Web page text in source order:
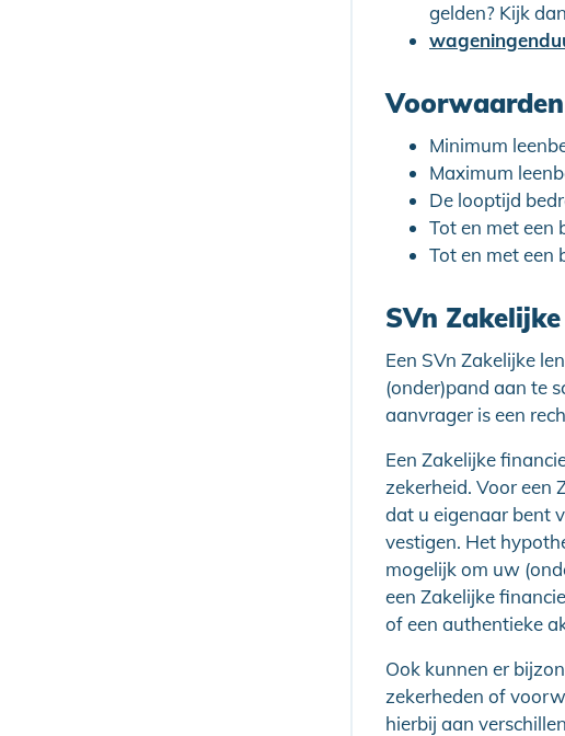
gelden? Kijk
Minimum
Maximum
De looptijd
Tot en met een
Tot en met een
SVn
Een SVn Zakelijke
(onder)pand aan te
aanvrager is een
Een Zakelijke
zekerheid. Voor een
dat u eigenaar bent
vestigen. Het
mogelijk om uw
een Zakelijke
of een authentieke
Ook kunnen er
zekerheden of
hierbij aan